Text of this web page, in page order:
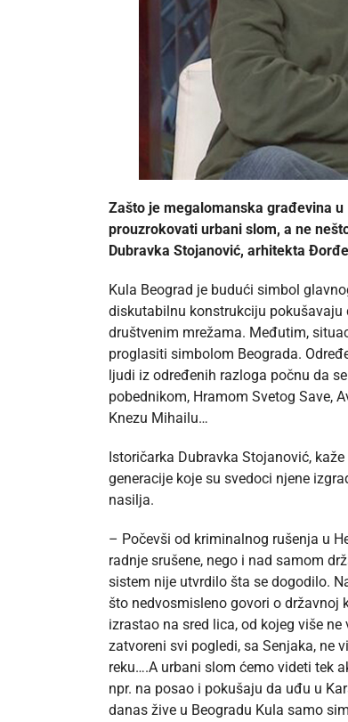
Zašto je megalomanska građevina
prouzrokovati urbani slom, a ne
Dubravka Stojanović, arhitekta
Kula Beograd je budući simbol
diskutabilnu konstrukciju
društvenim mrežama. Međutim,
proglasiti simbolom Beograda.
ljudi iz određenih razloga počnu da
pobednikom, Hramom Svetog Save,
Knezu Mihailu…
Istoričarka Dubravka Stojanović,
generacije koje su svedoci njene
nasilja.
– Počevši od kriminalnog rušenja u
radnje srušene, nego i nad samom
sistem nije utvrdilo šta se dogodilo.
što nedvosmisleno govori o državnoj
izrastao na sred lica, od kojeg više
zatvoreni svi pogledi, sa Senjaka, ne
reku….A urbani slom ćemo videti tek
npr. na posao i pokušaju da uđu u
danas žive u Beogradu Kula samo